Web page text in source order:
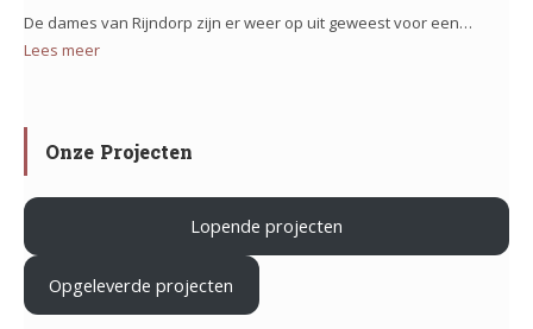
het
.
De
De dames van Rijndorp zijn er weer op uit geweest voor een…
Lees meer:
werkbezoek
Onze Projecten
Lopende projecten
Opgeleverde projecten